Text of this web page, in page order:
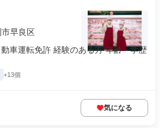
早良区
車運転免許 経験のある方 年齢・学歴
+13個
気になる